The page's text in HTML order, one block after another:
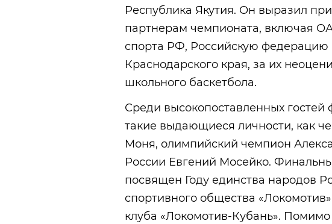
Республика Якутия. Он выразил
партнерам чемпионата, включая
спорта РФ, Российскую федерацию
Краснодарского края, за их
школьного баскетбола.
Среди высокопоставленных
такие выдающиеся личности, как
Моня, олимпийский чемпион
России Евгений Мосейко.
посвящен Году единства народов
спортивного общества
клуба «Локомотив-Кубань».